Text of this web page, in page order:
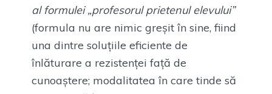
al formulei „profesorul prietenul elevului”
(formula nu are nimic greșit în sine, fiind
una dintre soluțiile eficiente de
înlăturare a rezistenței față de
cunoaștere; modalitatea în care tinde să